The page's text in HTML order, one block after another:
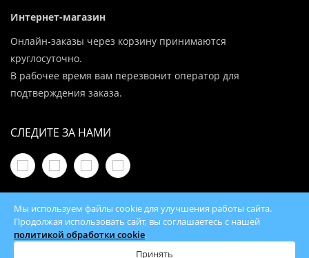
Интернет-магазин
Онлайн-заказы через корзину принимаются
круглосуточно.
В рабочее время вам перезвонит оператор для
подтверждения заказа.
СЛЕДИТЕ ЗА НАМИ
© 2026 100Kotlov.by — продажа отопительного
оборудования с доставкой по всей Беларуси
Мы используем файлы cookie для улучшения работы сайта.
Продолжая использовать сайт, вы соглашаетесь с нашей
политикой обработки cookie.
Принять